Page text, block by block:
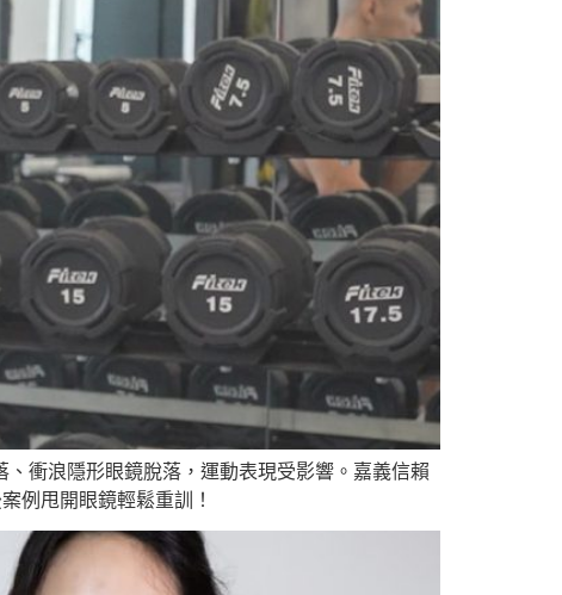
衝浪隱形眼鏡脫落，運動表現受影響。嘉義信賴
例甩開眼鏡輕鬆重訓！